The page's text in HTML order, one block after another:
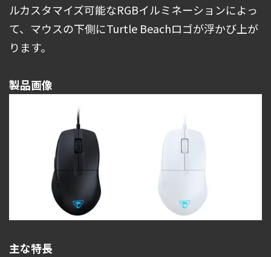
ルカスタマイズ可能なRGBイルミネーションによっ
て、マウスの下側にTurtle Beachロゴが浮かび上が
ります。
製品画像
主な特長